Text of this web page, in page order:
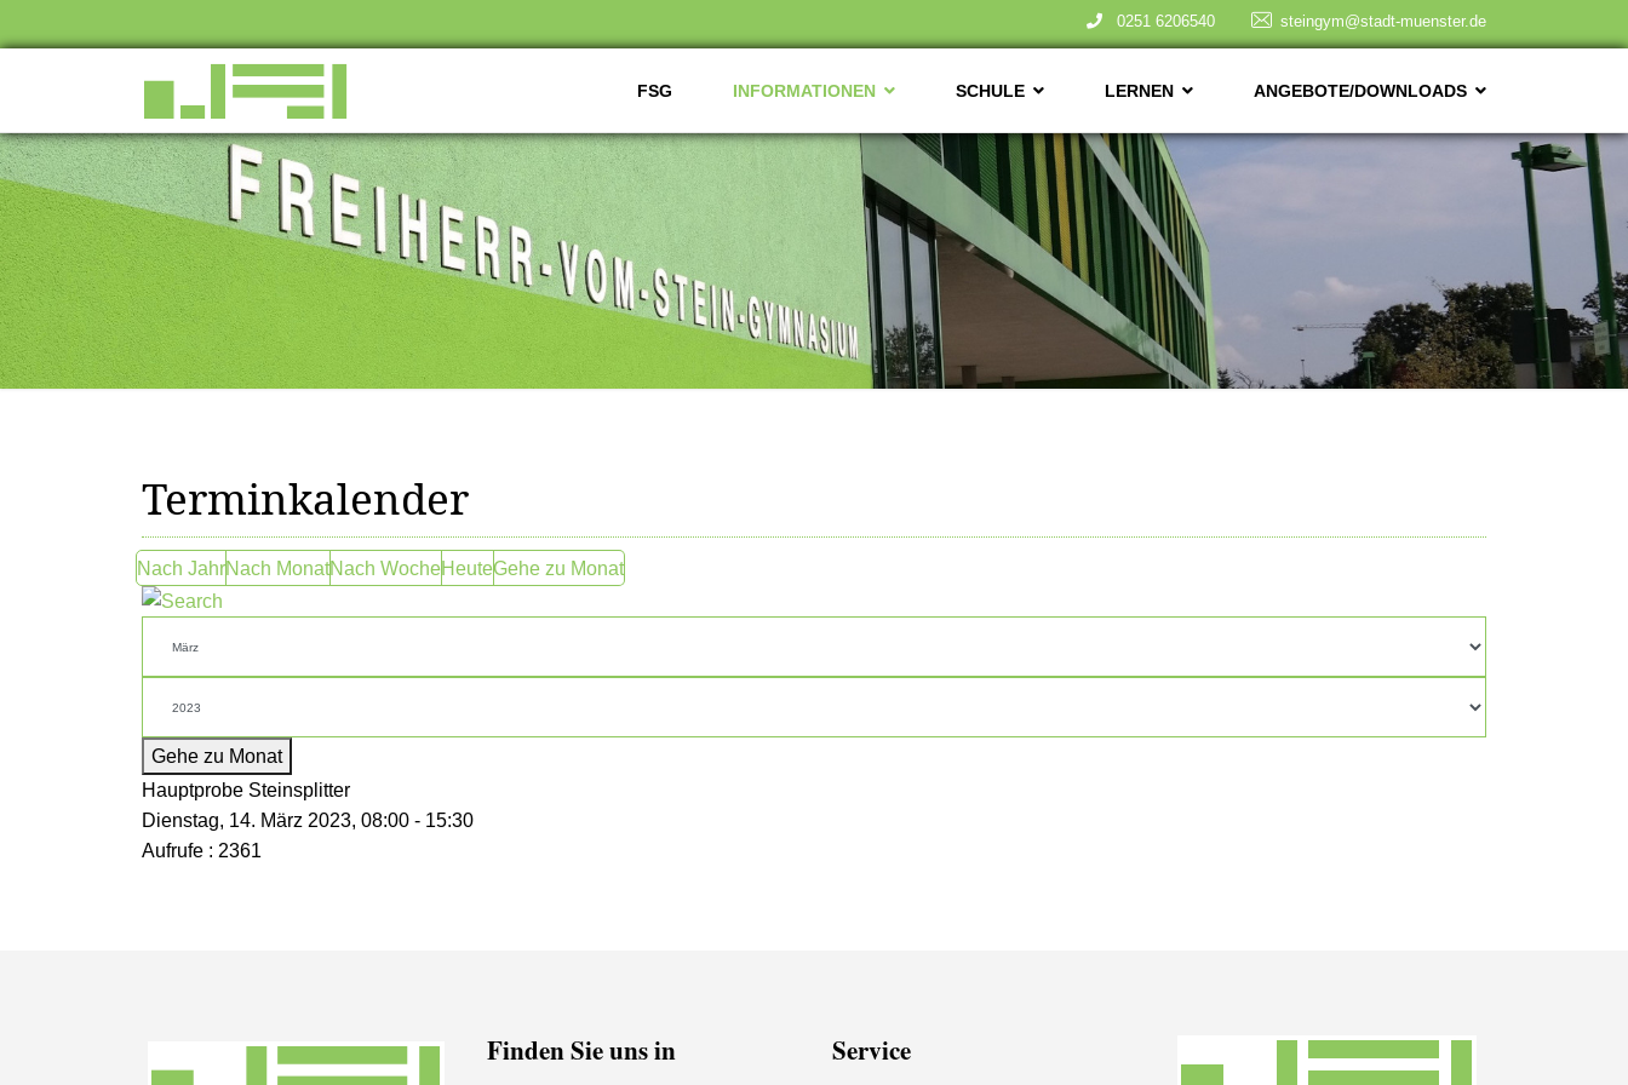
0251 6206540 steingym@stadt-muenster.de
FSG INFORMATIONEN SCHULE LERNEN ANGEBOTE/DOWNLOADS
Terminkalender
Nach JahrNach MonatNach WocheHeuteGehe zu Monat
Gehe zu Monat
Hauptprobe Steinsplitter
Dienstag, 14. März 2023, 08:00 - 15:30
Aufrufe : 2361
Finden Sie uns in Service